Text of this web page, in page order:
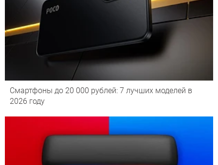
Смартфоны до 20 000 рублей: 7 лучших моделей в
2026 году